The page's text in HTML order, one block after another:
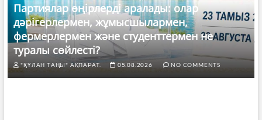
Партиялар өңірлерді аралады: олар
дәрігерлермен, жұмысшылармен,
фермерлермен және студенттермен не
туралы сөйлесті?
"ҚҰЛАН ТАҢЫ" АҚПАРАТ. 05.08.2026 NO COMMENTS